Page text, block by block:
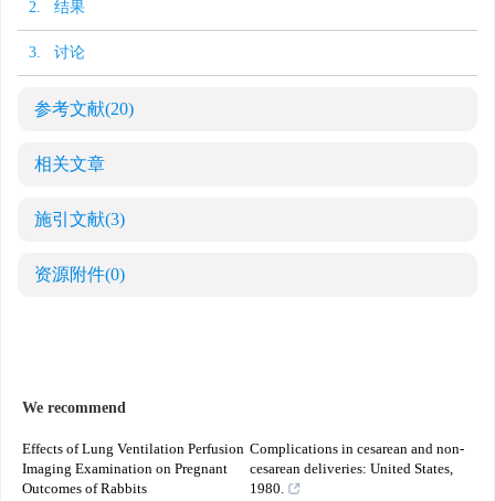
2. 结果
3. 讨论
参考文献(20)
相关文章
施引文献(3)
资源附件(0)
We recommend
Effects of Lung Ventilation Perfusion
Imaging Examination on Pregnant
Outcomes of Rabbits
Complications in cesarean and non-
cesarean deliveries: United States,
1980.